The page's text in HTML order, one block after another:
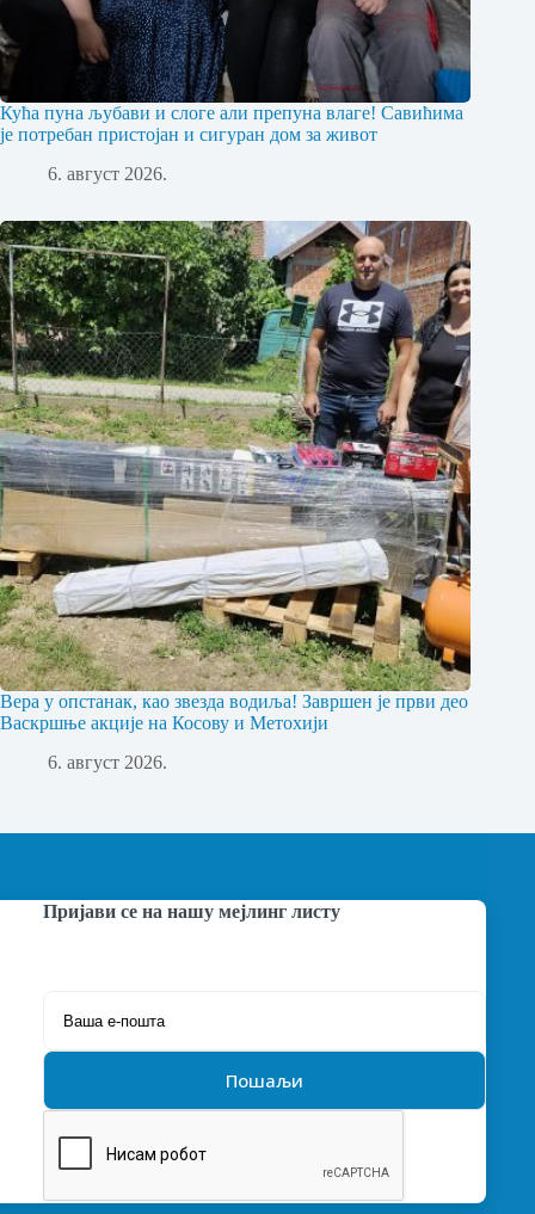
Кућа пуна љубави и слоге али препуна влаге! Савићима
је потребан пристојан и сигуран дом за живот
6. август 2026.
Вера у опстанак, као звезда водиља! Завршен је први део
Васкршње акције на Косову и Метохији
6. август 2026.
Пријави се на нашу мејлинг листу